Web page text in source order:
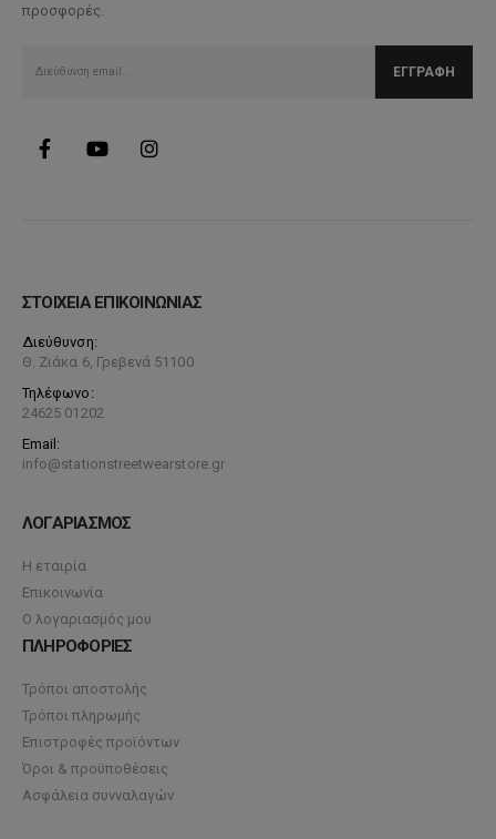
προσφορές.
ΣΤΟΙΧΕΙΑ ΕΠΙΚΟΙΝΩΝΙΑΣ
Διεύθυνση:
Θ. Ζιάκα 6, Γρεβενά 51100
Τηλέφωνο:
24625 01202
Email:
info@stationstreetwearstore.gr
ΛΟΓΑΡΙΑΣΜΟΣ
Η εταιρία
Επικοινωνία
Ο λογαριασμός μου
ΠΛΗΡΟΦΟΡΙΕΣ
Τρόποι αποστολής
Τρόποι πληρωμής
Επιστροφές προϊόντων
Όροι & προϋποθέσεις
Ασφάλεια συνναλαγών